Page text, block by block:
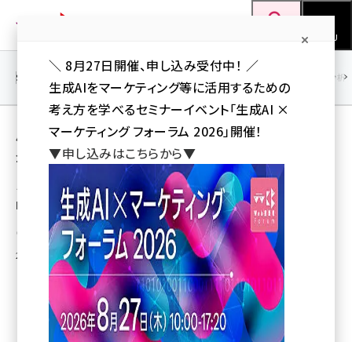
ン
MENU
seo (3541)
ai (2827)
youtube (2449)
note (2323)
セミナー (2318)
z世代 (1632)
SEO アクセス解析／データ分析
用語「販促」 が使われている記事の一覧
全 45 記事中 1 ～ 45 を表示中
シーネットネットワークスジャパン、企業向け
PR・販促支援サービス開始
池田真也（Web担 編集部）
2006年12月22日 8:00
＼ 8月27日開催、申し込み受付中！ ／
生成AIをマーケティング等に活用するための
考え方を学べるセミナーイベント「生成AI ×
マーケティング フォーラム 2026」開催！
▼申し込みはこちらから▼